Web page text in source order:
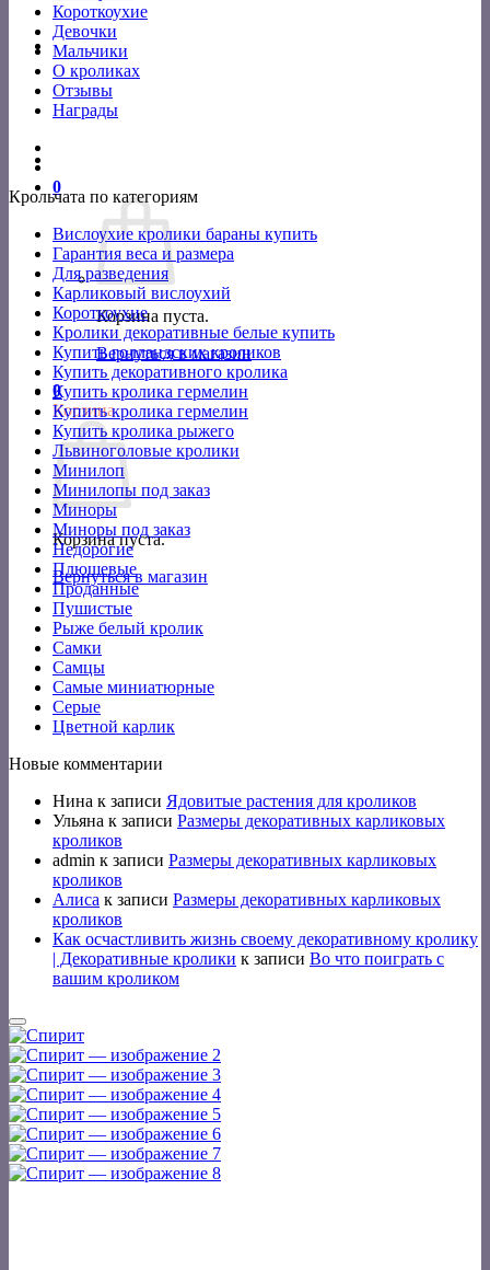
Короткоухие
Девочки
Мальчики
О кроликах
Отзывы
Награды
0
Корзина пуста.
Вернуться в магазин
0
Корзина
Корзина пуста.
Вернуться в магазин
Крольчата по категориям
Вислоухие кролики бараны купить
Гарантия веса и размера
Для разведения
Карликовый вислоухий
Короткоухие
Кролики декоративные белые купить
Купить голландских кроликов
Купить декоративного кролика
Купить кролика гермелин
Купить кролика гермелин
Купить кролика рыжего
Львиноголовые кролики
Минилоп
Минилопы под заказ
Миноры
Миноры под заказ
Недорогие
Плюшевые
Проданные
Пушистые
Рыже белый кролик
Самки
Самцы
Самые миниатюрные
Серые
Цветной карлик
Новые комментарии
Нина к записи Ядовитые растения для кроликов
Ульяна к записи Размеры декоративных карликовых
кроликов
admin к записи Размеры декоративных карликовых
кроликов
Алиса к записи Размеры декоративных карликовых
кроликов
Как осчастливить жизнь своему декоративному кролику
| Декоративные кролики к записи Во что поиграть с
вашим кроликом